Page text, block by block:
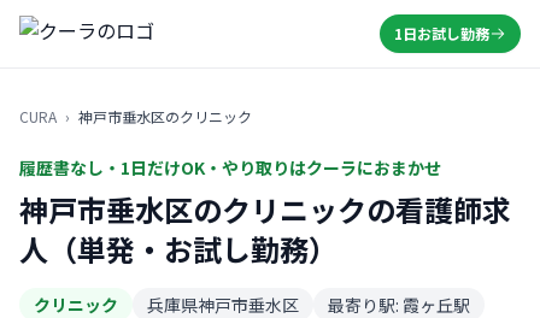
1日お試し勤務
CURA › 神戸市垂水区のクリニック
履歴書なし・1日だけOK・やり取りはクーラにおまかせ
神戸市垂水区のクリニックの看護師求
人（単発・お試し勤務）
クリニック 兵庫県神戸市垂水区 最寄り駅: 霞ヶ丘駅